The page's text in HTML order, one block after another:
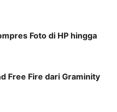
Foto di HP hingga
Free Fire dari Graminity